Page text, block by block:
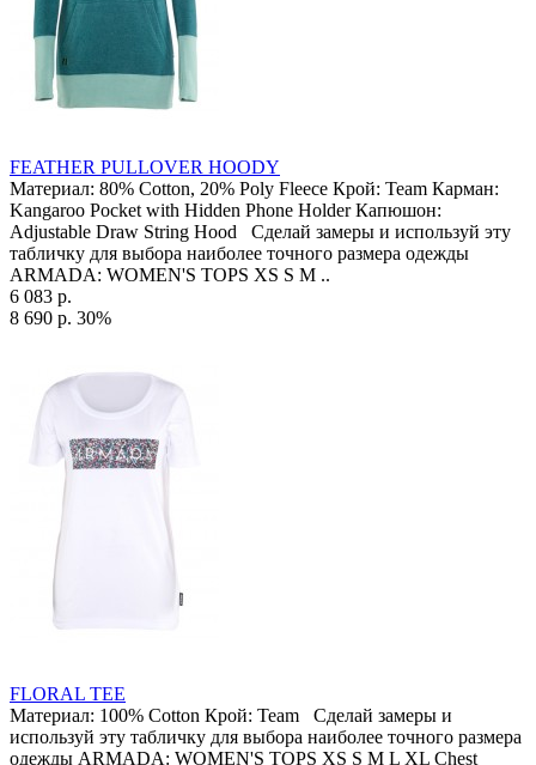
FEATHER PULLOVER HOODY
Материал: 80% Cotton, 20% Poly Fleece Крой: Team Карман:
Kangaroo Pocket with Hidden Phone Holder Капюшон:
Adjustable Draw String Hood Сделай замеры и используй эту
табличку для выбора наиболее точного размера одежды
ARMADA: WOMEN'S TOPS XS S M ..
6 083 р.
8 690 р. 30%
FLORAL TEE
Материал: 100% Cotton Крой: Team Сделай замеры и
используй эту табличку для выбора наиболее точного размера
одежды ARMADA: WOMEN'S TOPS XS S M L XL Chest